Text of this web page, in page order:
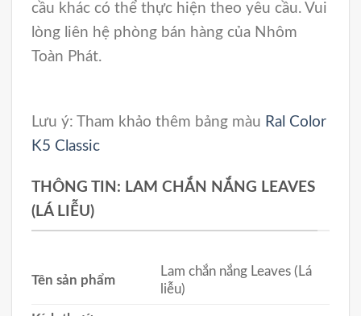
cầu khác có thể thực hiện theo yêu cầu. Vui
lòng liên hệ phòng bán hàng của Nhôm
Toàn Phát.
Lưu ý: Tham khảo thêm bảng màu Ral Color
K5 Classic
THÔNG TIN: LAM CHẮN NẮNG LEAVES
(LÁ LIỄU)
Tên sản phẩm
Lam chắn nắng Leaves (Lá
liễu)